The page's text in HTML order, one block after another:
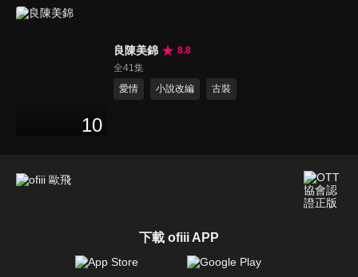
10
良陳美錦
8.8
全41集
愛情
小說改編 古裝
下載 ofiii APP